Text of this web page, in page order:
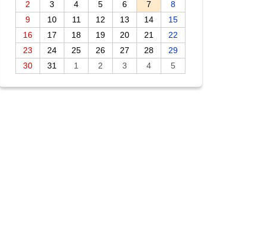
2
3 4 5 6 7
8
9
10 11 12 13 14
15
16
17 18 19 20 21
22
23
24 25 26 27 28
29
30
31 1 2 3 4 5